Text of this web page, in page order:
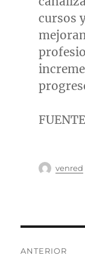
cursos
Autor
venred
ANTERIOR